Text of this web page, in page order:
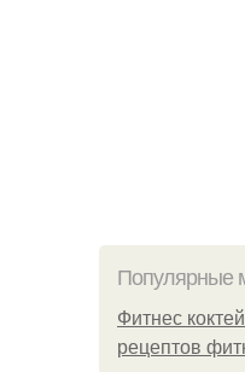
Популярные
Фитнес
рецептов